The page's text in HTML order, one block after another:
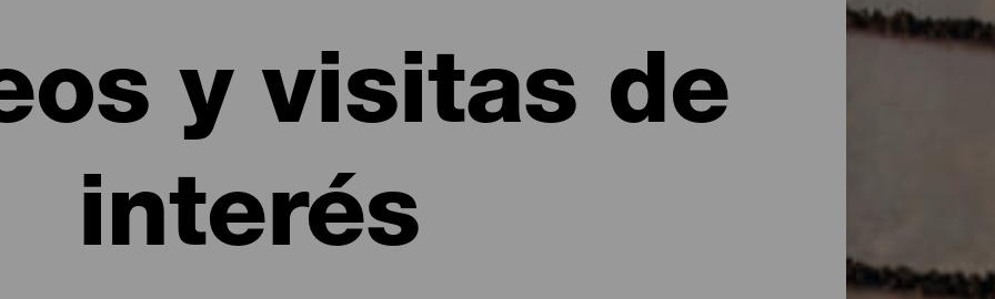
y visitas de
interés